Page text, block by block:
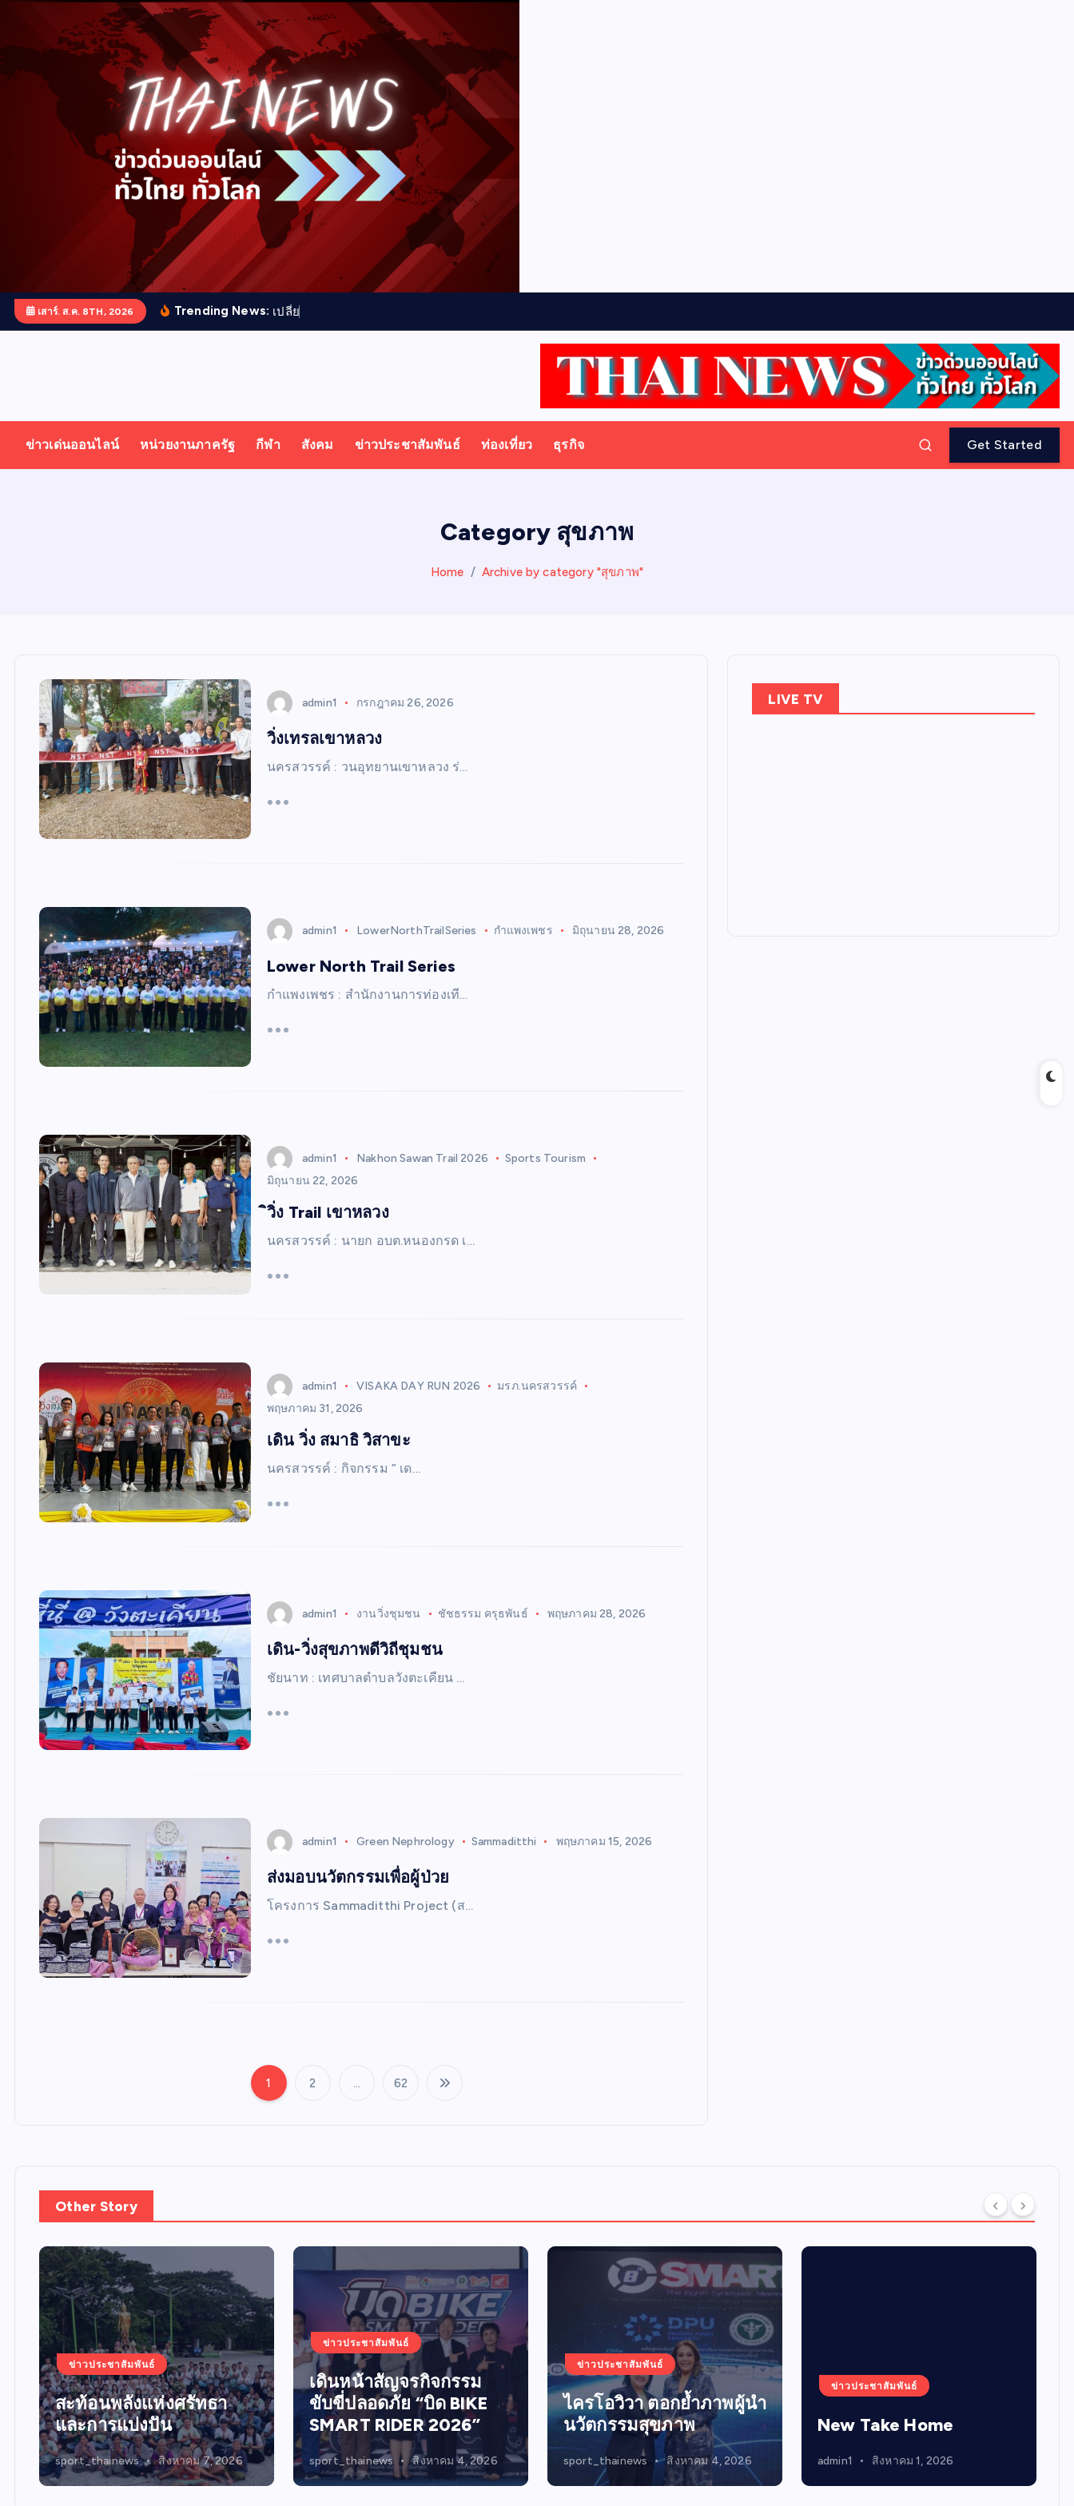
i
p
เสาร์. ส.ค. 8TH, 2026 Trending News: เปลย
H
W
S
ข่าวเด่นออนไลน์ หน่วยงานภาครัฐ กีฬา สังคม ข่าวประชาสัมพันธ์ ท่องเที่ยว ธุรกิจ Get Started
Category สุขภาพ
Home Archive by category "สุขภาพ"
admin1 กรกฎาคม 26, 2026
วิ่งเทรลเขาหลวง
นครสวรรค์ : วนอุทยานเขาหลวง ร่…
admin1 LowerNorthTrailSeries กำแพงเพชร มิถุนายน 28, 2026
Lower North Trail Series
กำแพงเพชร : สำนักงานการท่องเที…
admin1 Nakhon Sawan Trail 2026
Sports Tourism
มิถุนายน 22, 2026
ิวิ่ง Trail เขาหลวง
นครสวรรค์ : นายก อบต.หนองกรด เ…
admin1 VISAKA DAY RUN 2026
มรภ.นครสวรรค์
พฤษภาคม 31, 2026
เดิน วิ่ง สมาธิ วิสาขะ
นครสวรรค์ : กิจกรรม ” เด…
admin1 งานวิ่งชุมชน ชัชธรรม ครุธพันธ์ พฤษภาคม 28, 2026
เดิน-วิ่งสุขภาพดีวิถีชุมชน
ชัยนาท : เทศบาลตำบลวังตะเคียน …
admin1 Green Nephrology Sammaditthi พฤษภาคม 15, 2026
ส่งมอบนวัตกรรมเพื่อผู้ป่วย
โครงการ Sammaditthi Project (ส…
t
s
p
a
g
i
1 2 … 62
LIVE TV
Other Story
ข่าวประชาสัมพันธ์
สะท้อนพลังแห่งศรัทธา
และการแบ่งปัน
sport_thainews สิงหาคม 7, 2026
ข่าวประชาสัมพันธ์
เดินหน้าสัญจรกิจกรรม
ขับขี่ปลอดภัย “บิด BIKE
SMART RIDER 2026”
sport_thainews สิงหาคม 4, 2026
ข่าวประชาสัมพันธ์
ไครโอวิวา ตอกย้ำภาพผู้นำ
นวัตกรรมสุขภาพ
sport_thainews สิงหาคม 4, 2026
ข่าวประชาสัมพันธ์
New Take Home
admin1 สิงหาคม 1, 2026